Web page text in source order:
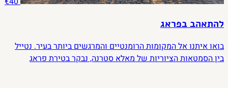
להתאהב בפראג
בואו איתנו אל המקומות הרומנטיים והמרגשים ביותר בעיר. נטייל
בין הסמטאות הציוריות של מאלא סטרנה, נבקר בטירת פראג